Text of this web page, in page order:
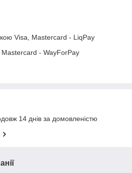
Visa, Mastercard - LiqPay
- WayForPay
14 днів за домовленістю